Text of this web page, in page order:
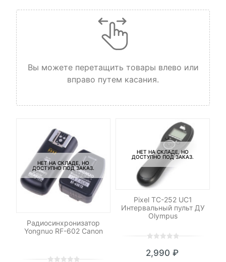
Вы можете перетащить товары влево или
вправо путем касания.
НЕТ НА СКЛАДЕ, НО
ДОСТУПНО ПОД ЗАКАЗ.
Радиосинхронизатор
Yongnuo RF-602 Canon
НЕТ НА СКЛАДЕ, НО
ДОСТУПНО ПОД ЗАКАЗ.
Pixel TC-252 UC1
Интервальный пульт ДУ
Olympus
out
2,990 ₽